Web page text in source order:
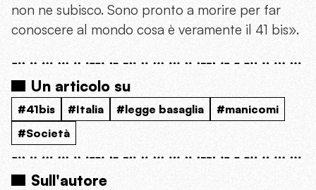
non ne subisco. Sono pronto a morire per far
conoscere al mondo cosa è veramente il 41 bis».
Un articolo su
#41bis #Italia #legge basaglia
#manicomi
#Società
Sull'autore